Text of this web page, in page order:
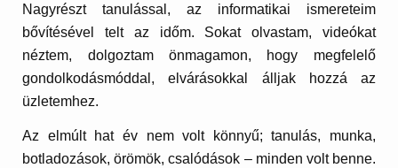
Nagyrészt tanulással, az informatikai ismereteim
bővítésével telt az időm. Sokat olvastam, videókat
néztem, dolgoztam önmagamon, hogy megfelelő
gondolkodásmóddal, elvárásokkal álljak hozzá az
üzletemhez.
Az elmúlt hat év nem volt könnyű; tanulás, munka,
botladozások, örömök, csalódások – minden volt benne.